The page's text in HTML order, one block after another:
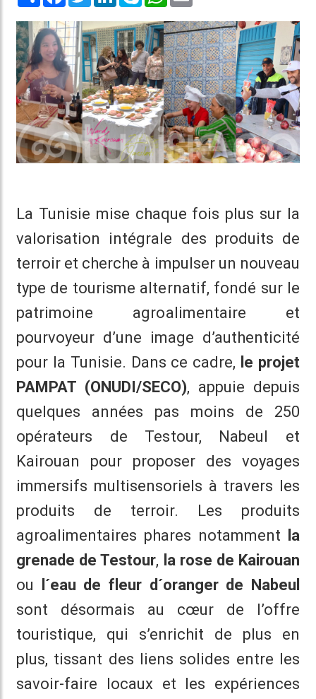
La Tunisie mise chaque fois plus sur la
valorisation intégrale des produits de
terroir et cherche à impulser un nouveau
type de tourisme alternatif, fondé sur le
patrimoine agroalimentaire et
pourvoyeur d’une image d’authenticité
pour la Tunisie. Dans ce cadre, le projet
PAMPAT (ONUDI/SECO), appuie depuis
quelques années pas moins de 250
opérateurs de Testour, Nabeul et
Kairouan pour proposer des voyages
immersifs multisensoriels à travers les
produits de terroir. Les produits
agroalimentaires phares notamment la
grenade de Testour, la rose de Kairouan
ou l´eau de fleur d´oranger de Nabeul
sont désormais au cœur de l’offre
touristique, qui s’enrichit de plus en
plus, tissant des liens solides entre les
savoir-faire locaux et les expériences